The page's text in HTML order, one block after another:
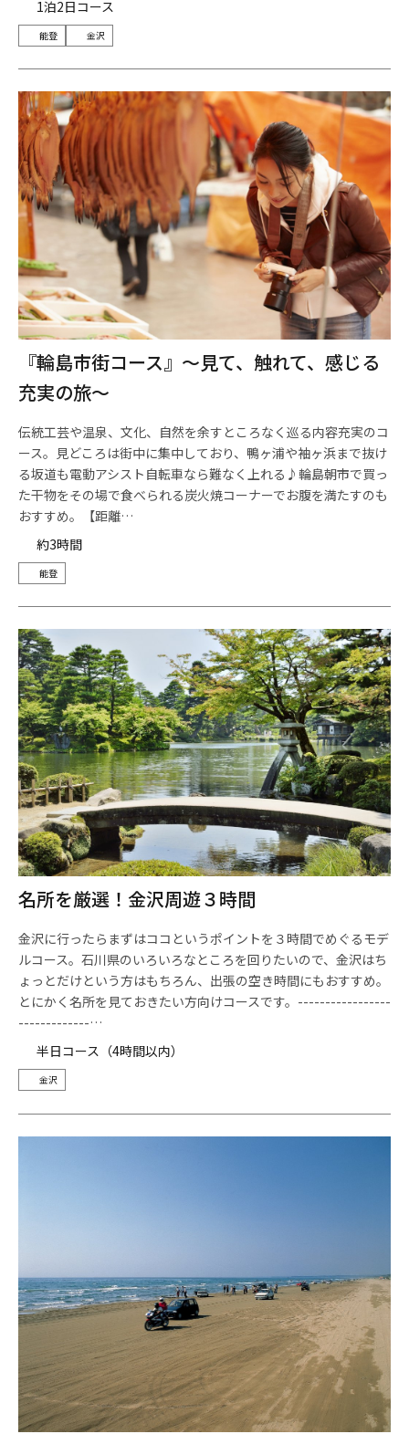
1泊2日コース
能登 金沢
『輪島市街コース』～見て、触れて、感じる
充実の旅～
伝統工芸や温泉、文化、自然を余すところなく巡る内容充実のコ
ース。見どころは街中に集中しており、鴨ヶ浦や袖ヶ浜まで抜け
る坂道も電動アシスト自転車なら難なく上れる♪輪島朝市で買っ
た干物をその場で食べられる炭火焼コーナーでお腹を満たすのも
おすすめ。【距離…
約3時間
能登
名所を厳選！金沢周遊３時間
金沢に行ったらまずはココというポイントを３時間でめぐるモデ
ルコース。石川県のいろいろなところを回りたいので、金沢はち
ょっとだけという方はもちろん、出張の空き時間にもおすすめ。
とにかく名所を見ておきたい方向けコースです。-----------------
-------------…
半日コース（4時間以内）
金沢